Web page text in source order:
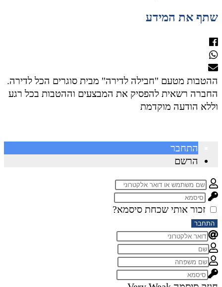
שתף את המידע
ההטבות מטעם "חבילה לדירה" מבית סוגרים הכל לדירה.
החברה רשאית להפסיק את המבצעים וההטבות בכל רגע
וללא הודעה מוקדמת
התחבר
הרשם
זכור אותי שכחת סיסמא?
התחבר